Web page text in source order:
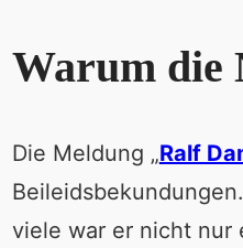
Warum die
Die Meldung „Ralf
viele war er nicht nur